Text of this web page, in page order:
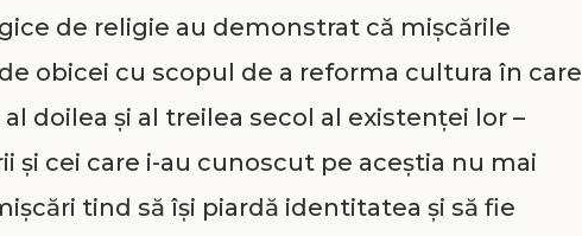
de religie au demonstrat că mişcările
obicei cu scopul de a reforma cultura în care
doilea şi al treilea secol al existenţei lor –
şi cei care i-au cunoscut pe aceştia nu mai
tind să îşi piardă identitatea şi să fie